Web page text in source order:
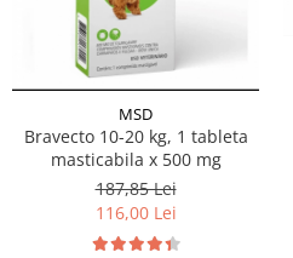
MSD
Bravecto 10-20 kg, 1 tableta
masticabila x 500 mg
187,85 Lei
116,00 Lei